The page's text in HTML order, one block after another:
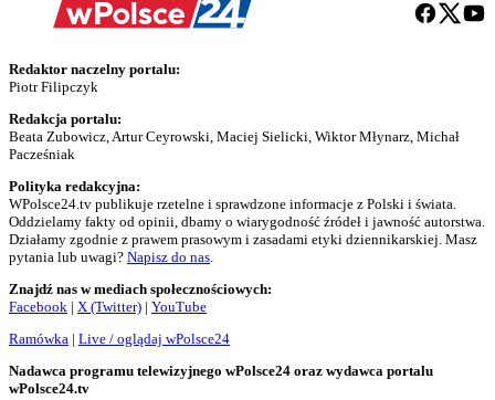
Redaktor naczelny portalu:
Piotr Filipczyk
Redakcja portalu:
Beata Zubowicz, Artur Ceyrowski, Maciej Sielicki, Wiktor Młynarz, Michał
Pacześniak
Polityka redakcyjna:
WPolsce24.tv publikuje rzetelne i sprawdzone informacje z Polski i świata.
Oddzielamy fakty od opinii, dbamy o wiarygodność źródeł i jawność autorstwa.
Działamy zgodnie z prawem prasowym i zasadami etyki dziennikarskiej. Masz
pytania lub uwagi? Napisz do nas.
Znajdź nas w mediach społecznościowych:
Facebook | X (Twitter) | YouTube
Ramówka | Live / oglądaj wPolsce24
Nadawca programu telewizyjnego wPolsce24 oraz wydawca portalu
wPolsce24.tv